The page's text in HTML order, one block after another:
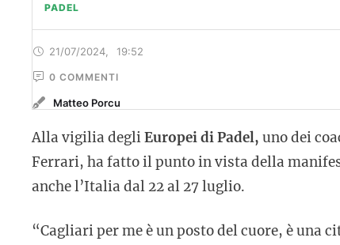
PADEL
21/07/2024 19:52
0 COMMENTI
Matteo Porcu
Alla vigilia degliEuropei di Padel, uno dei
Ferrari, ha fatto il punto in vista della
anche l’Italia dal 22 al 27 luglio.
“Cagliari per me è un posto del cuore, è una